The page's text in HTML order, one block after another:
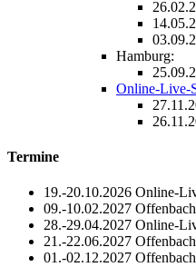
Hamburg:
Online-Live-
Termine
19.-20.10.2026 Online-
09.-10.02.2027 Offenbach
28.-29.04.2027 Online-
21.-22.06.2027 Offenbach
01.-02.12.2027 Offenbach